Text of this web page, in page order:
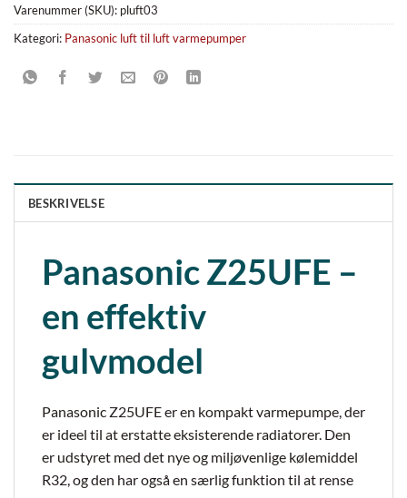
Varenummer (SKU): pluft03
Kategori: Panasonic luft til luft varmepumper
BESKRIVELSE
Panasonic Z25UFE –
en effektiv
gulvmodel
Panasonic Z25UFE er en kompakt varmepumpe, der
er ideel til at erstatte eksisterende radiatorer. Den
er udstyret med det nye og miljøvenlige kølemiddel
R32, og den har også en særlig funktion til at rense